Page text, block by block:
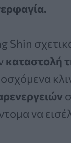
Shin
καταστολή
να